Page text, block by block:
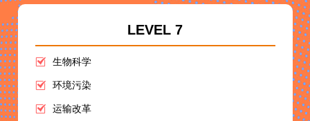
LEVEL 7
生物科学
环境污染
运输改革